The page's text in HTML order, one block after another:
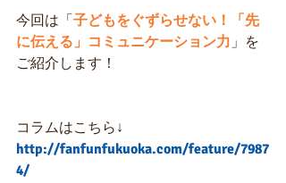
今回は「 子どもをぐずらせない！「先
に伝える」コミュニケーション力」を
ご紹介します！
コラムはこちら↓
http://fanfunfukuoka.com/feature/7987
4/